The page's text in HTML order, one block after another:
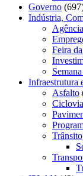
Governo
Indústria,
Feira
Infraestrutura
Asfalto
Ciclovia
Trânsito